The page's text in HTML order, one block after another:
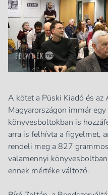
A kötet a Püski Kiadó és
Magyarországon immár
könyvesboltokban is
arra is felhívta a figyelmet,
rendeli meg a 827
valamennyi
ennek mértéke változó.